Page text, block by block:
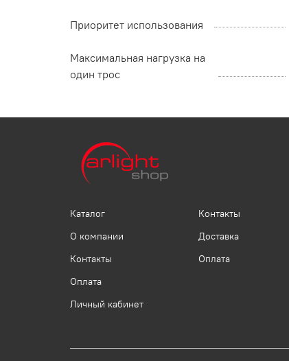
Приоритет использования
Максимальная нагрузка на
один трос
Каталог
О компании
Контакты
Оплата
Личный кабинет
Контакты
Доставка
Оплата